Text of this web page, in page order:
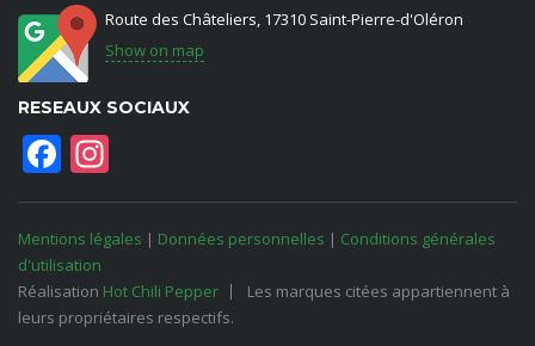
Route des Châteliers, 17310 Saint-Pierre-d'Oléron
Show on map
RESEAUX SOCIAUX
Facebook
Mentions légales | Données personnelles | Conditions générales
d'utilisation
Réalisation Hot Chili Pepper
Les marques citées appartiennent à
leurs propriétaires respectifs.